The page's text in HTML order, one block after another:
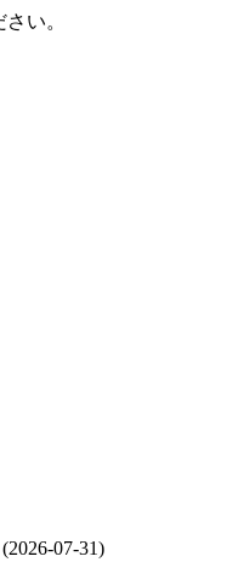
い。
(2026-07-31)